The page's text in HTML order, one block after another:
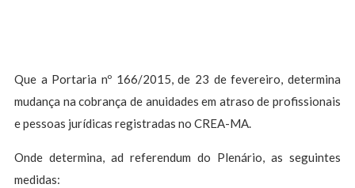
Que a Portaria nº 166/2015, de 23 de fevereiro, determina
mudança na cobrança de anuidades em atraso de profissionais
e pessoas jurídicas registradas no CREA-MA.
Onde determina, ad referendum do Plenário, as seguintes
medidas: